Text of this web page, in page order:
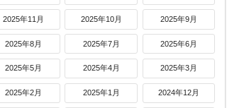
2025年11月 2025年10月 2025年9月
2025年8月 2025年7月 2025年6月
2025年5月 2025年4月 2025年3月
2025年2月 2025年1月 2024年12月